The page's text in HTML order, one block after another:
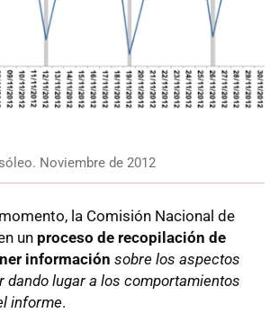
Noviembre de 2012
la Comisión Nacional de
un proceso de recopilación de
información sobre los aspectos
dando lugar a los comportamientos
informe.